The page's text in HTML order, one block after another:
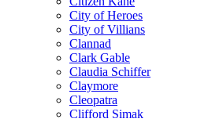
City of Heroes
City of Villians
Clannad
Clark Gable
Claudia Schiffer
Claymore
Cleopatra
Clifford Simak